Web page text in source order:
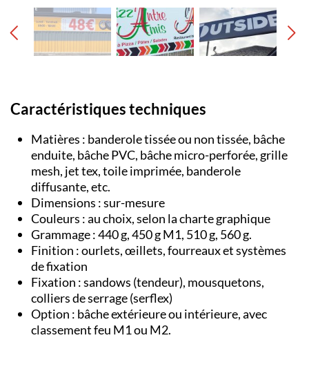
Caractéristiques techniques
Matières : banderole tissée ou non tissée, bâche
enduite, bâche PVC, bâche micro-perforée, grille
mesh, jet tex, toile imprimée, banderole
diffusante, etc.
Dimensions : sur-mesure
Couleurs : au choix, selon la charte graphique
Grammage : 440 g, 450 g M1, 510 g, 560 g.
Finition : ourlets, œillets, fourreaux et systèmes
de fixation
Fixation : sandows (tendeur), mousquetons,
colliers de serrage (serflex)
Option : bâche extérieure ou intérieure, avec
classement feu M1 ou M2.